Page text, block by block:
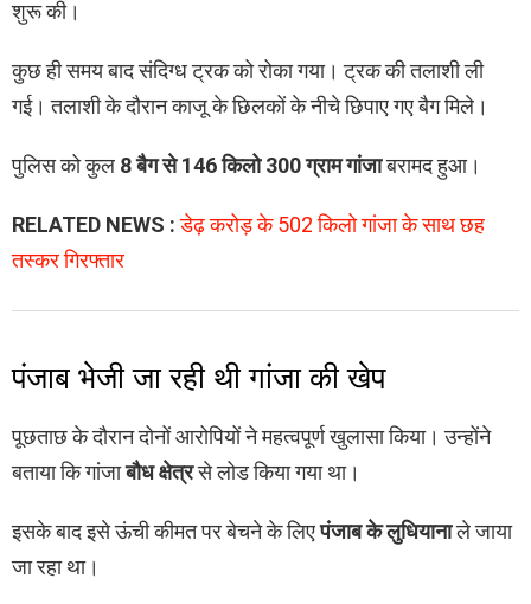
शुरू की।
कुछ ही समय बाद संदिग्ध ट्रक को रोका गया। ट्रक की तलाशी ली
गई। तलाशी के दौरान काजू के छिलकों के नीचे छिपाए गए बैग मिले।
पुलिस को कुल 8 बैग से 146 किलो 300 ग्राम गांजाबरामद हुआ।
RELATED NEWS :डेढ़ करोड़ के 502 किलो गांजा के साथ छह
तस्कर गिरफ्तार
पंजाब भेजी जा रही थी गांजा की खेप
पूछताछ के दौरान दोनों आरोपियों ने महत्वपूर्ण खुलासा किया। उन्होंने
बताया कि गांजाबौध क्षेत्रसे लोड किया गया था।
इसके बाद इसे ऊंची कीमत पर बेचने के लिएपंजाब के लुधियानाले जाया
जा रहा था।